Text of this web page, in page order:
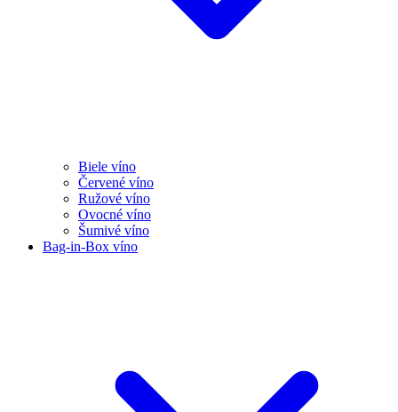
Biele víno
Červené víno
Ružové víno
Ovocné víno
Šumivé víno
Bag-in-Box víno